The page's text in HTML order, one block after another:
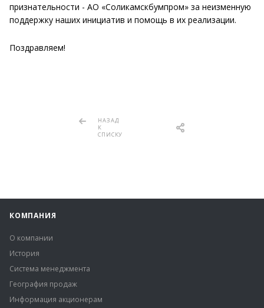
признательности - АО «Соликамскбумпром» за неизменную
поддержку наших инициатив и помощь в их реализации.
Поздравляем!
НАЗАД
К
СПИСКУ
КОМПАНИЯ
О компании
История
Система менеджмента
География продаж
Информация акционерам